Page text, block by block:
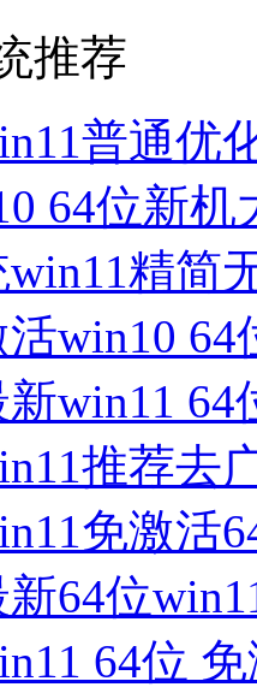
推荐
普通优
64位新
win11精简
活win10
新win11
推荐去
免激活
新64位
64位